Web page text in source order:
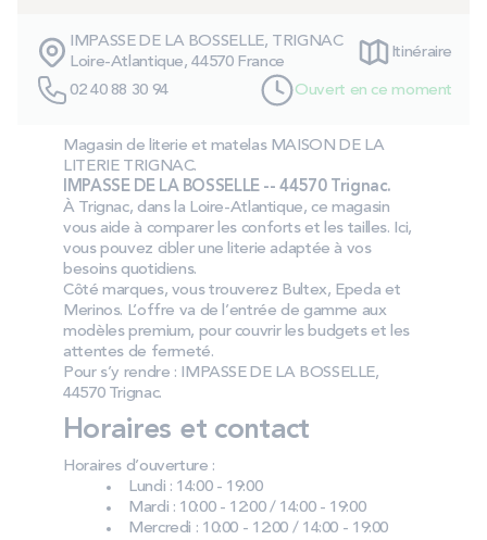
Technologie bultex
Nos engagements
Storelocator
ContactMon compte
IMPASSE DE LA BOSSELLE, TRIGNAC
Loire-Atlantique, 44570 France
Itinéraire
02 40 88 30 94 Ouvert en ce moment
Magasin de literie et matelas MAISON DE LA
LITERIE TRIGNAC.
IMPASSE DE LA BOSSELLE -- 44570 Trignac.
À Trignac, dans la Loire-Atlantique, ce magasin
vous aide à comparer les conforts et les tailles. Ici,
vous pouvez cibler une literie adaptée à vos
besoins quotidiens.
Côté marques, vous trouverez Bultex, Epeda et
Merinos. L’offre va de l’entrée de gamme aux
modèles premium, pour couvrir les budgets et les
attentes de fermeté.
Pour s’y rendre : IMPASSE DE LA BOSSELLE,
44570 Trignac.
Horaires et contact
Horaires d’ouverture :
Lundi : 14:00 - 19:00
Mardi : 10:00 - 12:00 / 14:00 - 19:00
Mercredi : 10:00 - 12:00 / 14:00 - 19:00